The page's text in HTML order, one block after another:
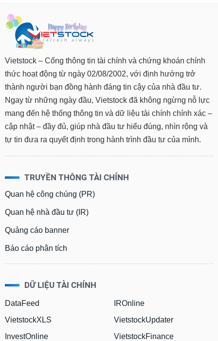
Vietstock – Cổng thông tin tài chính và chứng khoán chính
thức hoạt động từ ngày 02/08/2002, với định hướng trở
thành người bạn đồng hành đáng tin cậy của nhà đầu tư.
Ngay từ những ngày đầu, Vietstock đã không ngừng nỗ lực
mang đến hệ thống thông tin và dữ liệu tài chính chính xác –
cập nhật – đầy đủ, giúp nhà đầu tư hiểu đúng, nhìn rộng và
tự tin đưa ra quyết định trong hành trình đầu tư của mình.
TRUYỀN THÔNG TÀI CHÍNH
Quan hệ công chúng (PR)
Quan hệ nhà đầu tư (IR)
Quảng cáo banner
Báo cáo phân tích
DỮ LIỆU TÀI CHÍNH
DataFeed
VietstockXLS
InvestOnline
IROnline
VietstockUpdater
VietstockFinance